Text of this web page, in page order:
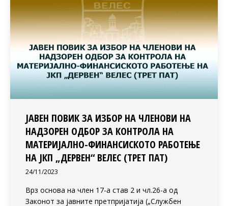
ЈАВЕН ПОВИК ЗА ИЗБОР НА ЧЛЕНОВИ НА
НАДЗОРЕН ОДБОР ЗА КОНТРОЛА НА
МАТЕРИЈАЛНО-ФИНАНСИСКОТО РАБОТЕЊЕ
НА ЈКП „ДЕРВЕН“ ВЕЛЕС (ТРЕТ ПАТ)
24/11/2023
Врз основа на член 17-а став 2 и чл.26-а од
Законот за јавните претпријатија („Службен